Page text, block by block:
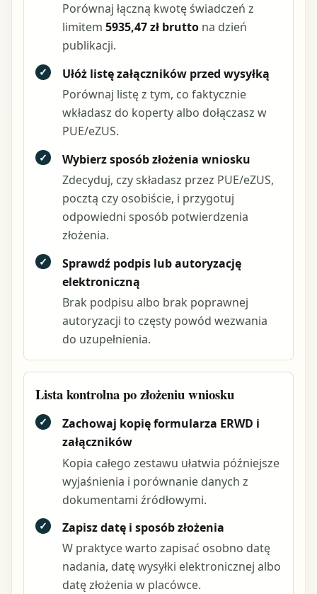
Porównaj łączną kwotę świadczeń z
limitem 5935,47 zł bruttona dzień
publikacji.
✓
Ułóż listę załączników przed wysyłką
Porównaj listę z tym, co faktycznie
wkładasz do koperty albo dołączasz w
PUE/eZUS.
✓
Wybierz sposób złożenia wniosku
Zdecyduj, czy składasz przez PUE/eZUS,
pocztą czy osobiście, i przygotuj
odpowiedni sposób potwierdzenia
złożenia.
✓
Sprawdź podpis lub autoryzację
elektroniczną
Brak podpisu albo brak poprawnej
autoryzacji to częsty powód wezwania
do uzupełnienia.
Lista kontrolna po złożeniu wniosku
✓
Zachowaj kopię formularza ERWD i
załączników
Kopia całego zestawu ułatwia późniejsze
wyjaśnienia i porównanie danych z
dokumentami źródłowymi.
✓
Zapisz datę i sposób złożenia
W praktyce warto zapisać osobno datę
nadania, datę wysyłki elektronicznej albo
datę złożenia w placówce.